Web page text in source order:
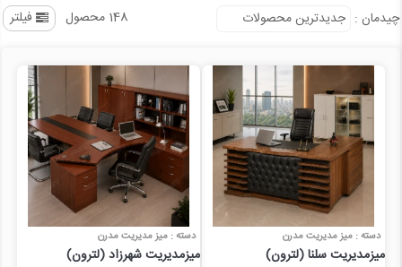
148 محصول فیلتر چیدمان :
دسته : میز مدیریت مدرن
میزمدیریت سلنا (لترون)
دسته : میز مدیریت مدرن
میزمدیریت شهرزاد (لترون)